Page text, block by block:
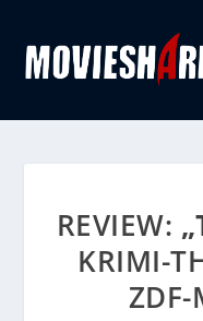
REVIEW:
KRIMI-
ZDF-